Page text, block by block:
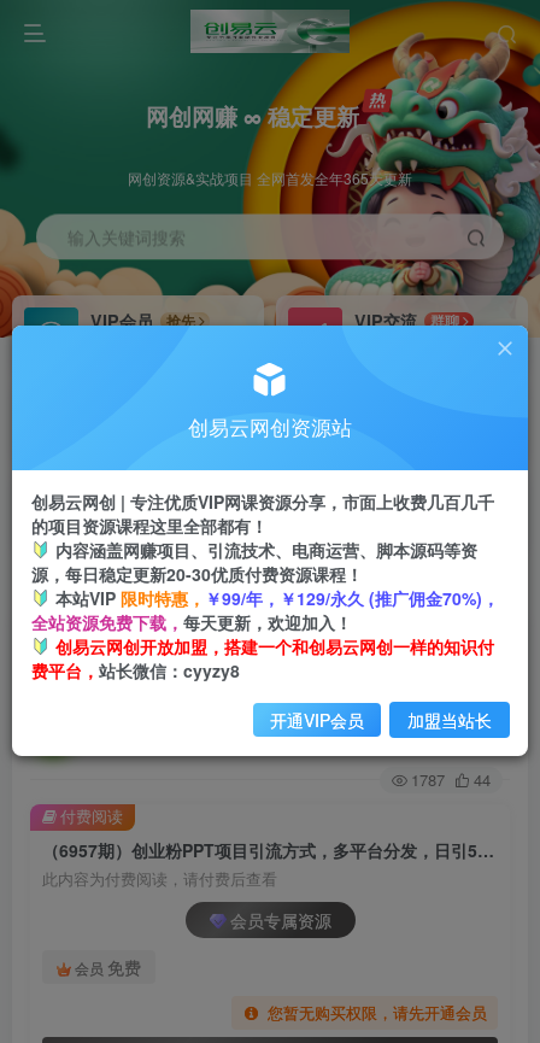
网创网赚 ∞ 稳定更新
网创资源&实战项目 全网首发全年365天更新
输入关键词搜索
VIP会员
抢先
VIP交流
群聊
研究探讨更多创业项目路子。
会员专属推广链接
挂机 项目
脚本卡密
APP下载
GO
首页 创业课程 会员专属 正文
（6957期）创业粉PPT项目引流方式，多平台分
发，日引50+（保姆级教学）
关注
1787 44
（6957期）创业粉PPT项目引流方式，多平台分发，日引50+（保姆级教学）
此内容为付费阅读，请付费后查看
会员专属资源
会员 免费
您暂无购买权限，请先开通会员
付费阅读
创易云网创资源站
创易云网创 | 专注优质VIP网课资源分享，市面上收费几百几千
的项目资源课程这里全部都有！
内容涵盖网赚项目、引流技术、电商运营、脚本源码等资
源，每日稳定更新20-30优质付费资源课程！
本站VIP 限时特惠， ￥99/年，￥129/永久 (推广佣金70%)，
全站资源免费下载， 每天更新，欢迎加入！
创易云网创开放加盟，搭建一个和创易云网创一样的知识付
费平台， 站长微信：cyyzy8
开通VIP会员 加盟当站长